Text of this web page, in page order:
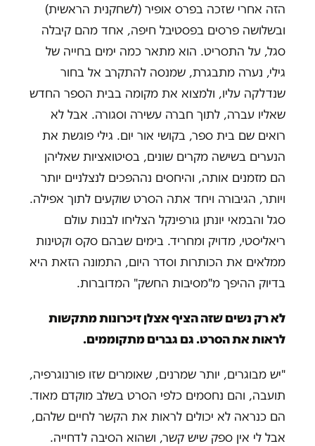
הזה אחרי שזכה בפרס אופיר (לשחקנית הראשית)
ובשלושה פרסים בפסטיבל חיפה, אחד מהם קיבלה
סגל, על התסריט. הוא מתאר כמה ימים בחייה של
גילי, נערה מתבגרת, שמנסה להתקרב אל בחור
שנדלקה עליו, ולמצוא את מקומה בבית הספר החדש
שאליו עברה, לתוך חברה עשירה וסגורה. אבל לא
רואים שם בית ספר, בקושי אור יום. גילי פוגשת את
הנערים בשישה מקרים שונים, בסיטואציות שאליהן
הם מזמנים אותה, והיחסים נההפכים לנצלניים יותר
ויותר, הגיבורה ויחד אתה הסרט שוקעים לתוך אפילה.
סגל והבמאי יונתן גורפינקל הצליחו לבנות עולם
ריאליסטי, מדויק ומחריד. בימים שבהם סקס וקטינות
ממלאים את הכותרות וסדר היום, התמונה הזאת היא
בדיוק ההיפך מ"מסיבות החשק" המדוברות.
לא רק נשים שזה הציף אצלן זיכרונות מתקשות
לראות את הסרט. גם גברים מתקוממים.
"יש מבוגרים, יותר שמרנים, שאומרים שזו פורנוגרפיה,
תועבה, והם נחסמים כלפי הסרט בשלב מוקדם מאוד.
הם כנראה לא יכולים לראות את הקשר לחיים שלהם,
אבל לי אין ספק שיש קשר, ושהוא הסיבה לדחייה.